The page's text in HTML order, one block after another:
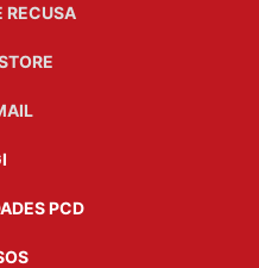
RECUSA
PCD